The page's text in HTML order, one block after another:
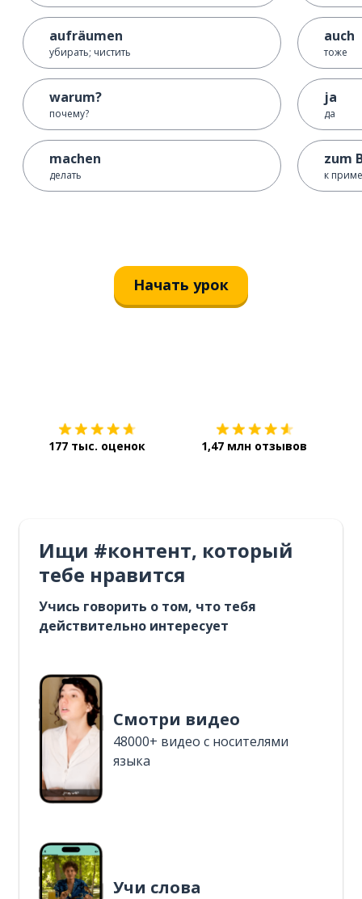
aufräumen
убирать; чистить
warum?
почему?
machen
делать
auch
тоже
ja
да
zum
к
Начать урок
177 тыс. оценок 1,47 млн отзывов
Ищи #контент, который
тебе нравится
Учись говорить о том, что тебя
действительно интересует
Смотри видео
48000+ видео с носителями
языка
Учи слова